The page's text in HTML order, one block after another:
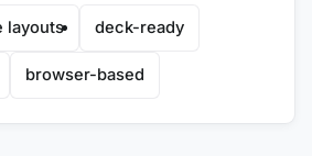
layouts deck-ready
browser-based